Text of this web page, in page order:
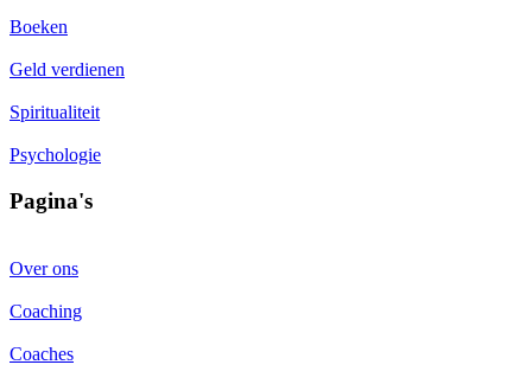
Boeken
Geld verdienen
Spiritualiteit
Psychologie
Pagina's
Over ons
Coaching
Coaches